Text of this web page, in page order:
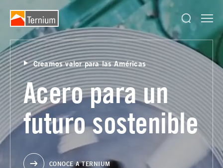
Creamos valor para las Américas
Acero para un
futuro sostenible
CONOCE A TERNIUM